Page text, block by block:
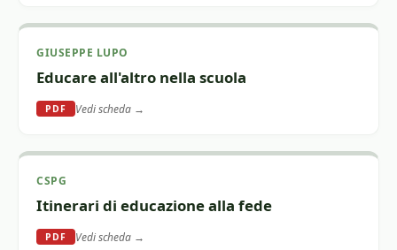
GIUSEPPE LUPO
Educare all'altro nella scuola
PDF Vedi scheda →
CSPG
Itinerari di educazione alla fede
PDF Vedi scheda →